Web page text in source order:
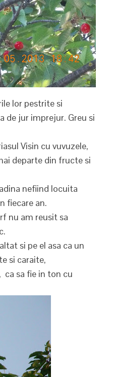
lor pestrite si
de jur imprejur. Greu si
Visin cu vuvuzele,
departe din fructe si
nefiind locuita
fiecare an.
nu am reusit sa
si pe el asa ca un
si caraite,
ca sa fie in ton cu